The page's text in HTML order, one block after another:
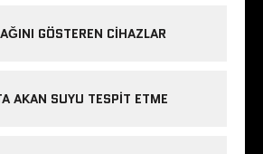
GÖSTEREN CIHAZLAR
AKAN SUYU TESPIT ETME